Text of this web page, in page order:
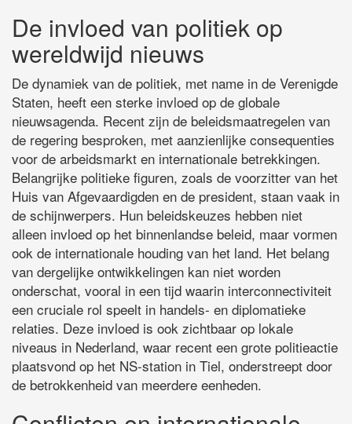
De invloed van politiek op
wereldwijd nieuws
De dynamiek van de politiek, met name in de Verenigde
Staten, heeft een sterke invloed op de globale
nieuwsagenda. Recent zijn de beleidsmaatregelen van
de regering besproken, met aanzienlijke consequenties
voor de arbeidsmarkt en internationale betrekkingen.
Belangrijke politieke figuren, zoals de voorzitter van het
Huis van Afgevaardigden en de president, staan vaak in
de schijnwerpers. Hun beleidskeuzes hebben niet
alleen invloed op het binnenlandse beleid, maar vormen
ook de internationale houding van het land. Het belang
van dergelijke ontwikkelingen kan niet worden
onderschat, vooral in een tijd waarin interconnectiviteit
een cruciale rol speelt in handels- en diplomatieke
relaties. Deze invloed is ook zichtbaar op lokale
niveaus in Nederland, waar recent een grote politieactie
plaatsvond op het NS-station in Tiel, onderstreept door
de betrokkenheid van meerdere eenheden.